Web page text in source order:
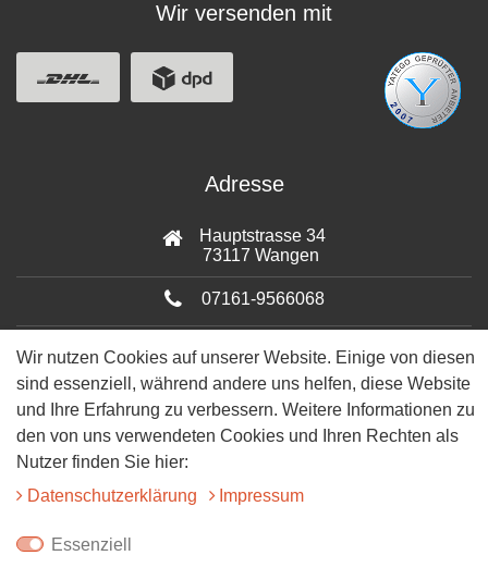
Wir versenden mit
Adresse
Hauptstrasse 34
73117 Wangen
07161-9566068
info@tiervitalshop.de
Folgt uns auf Facebook
Folgt uns auf Instagram
Wir nutzen Cookies auf unserer Website. Einige von diesen
sind essenziell, während andere uns helfen, diese Website
und Ihre Erfahrung zu verbessern. Weitere Informationen zu
den von uns verwendeten Cookies und Ihren Rechten als
Nutzer finden Sie hier:
Daten­schutz­erklärung
Impressum
Essenziell